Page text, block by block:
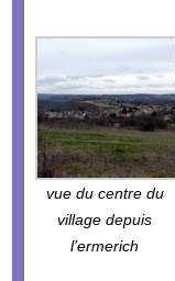
vue du centre du
village depuis
l’ermerich